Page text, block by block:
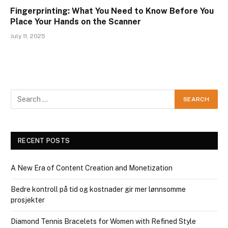
Fingerprinting: What You Need to Know Before You
Place Your Hands on the Scanner
July 11, 2025
RECENT POSTS
A New Era of Content Creation and Monetization
Bedre kontroll på tid og kostnader gir mer lønnsomme
prosjekter
Diamond Tennis Bracelets for Women with Refined Style